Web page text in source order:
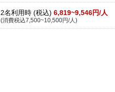
2名利用時 (税込) 6,819~9,546円/人
(消費税込7,500~10,500円/人)